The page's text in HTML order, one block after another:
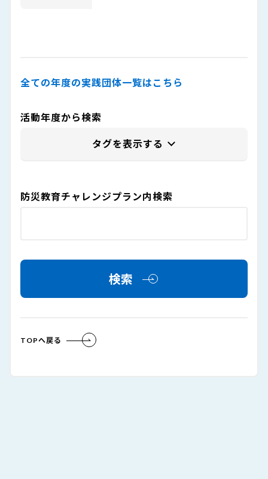
全ての年度の実践団体一覧はこちら
活動年度から検索
防災教育チャレンジプラン内検索
検索
TOPへ戻る